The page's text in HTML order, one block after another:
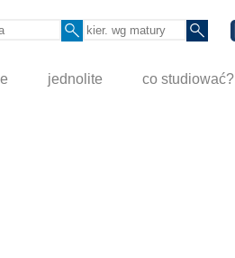
jednolite co studiować?